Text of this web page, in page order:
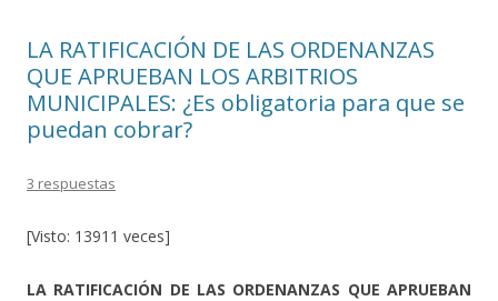
LA RATIFICACIÓN DE LAS ORDENANZAS
QUE APRUEBAN LOS ARBITRIOS
MUNICIPALES: ¿Es obligatoria para que se
puedan cobrar?
3 respuestas
[Visto: 13911 veces]
LA RATIFICACIÓN DE LAS ORDENANZAS QUE APRUEBAN